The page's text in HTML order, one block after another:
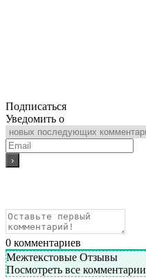
Подписаться
Уведомить о
0 комментариев
Межтекстовые Отзывы
Посмотреть все комментарии